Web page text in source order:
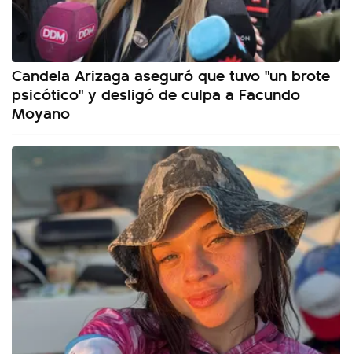
Candela Arizaga aseguró que tuvo "un brote
psicótico" y desligó de culpa a Facundo
Moyano